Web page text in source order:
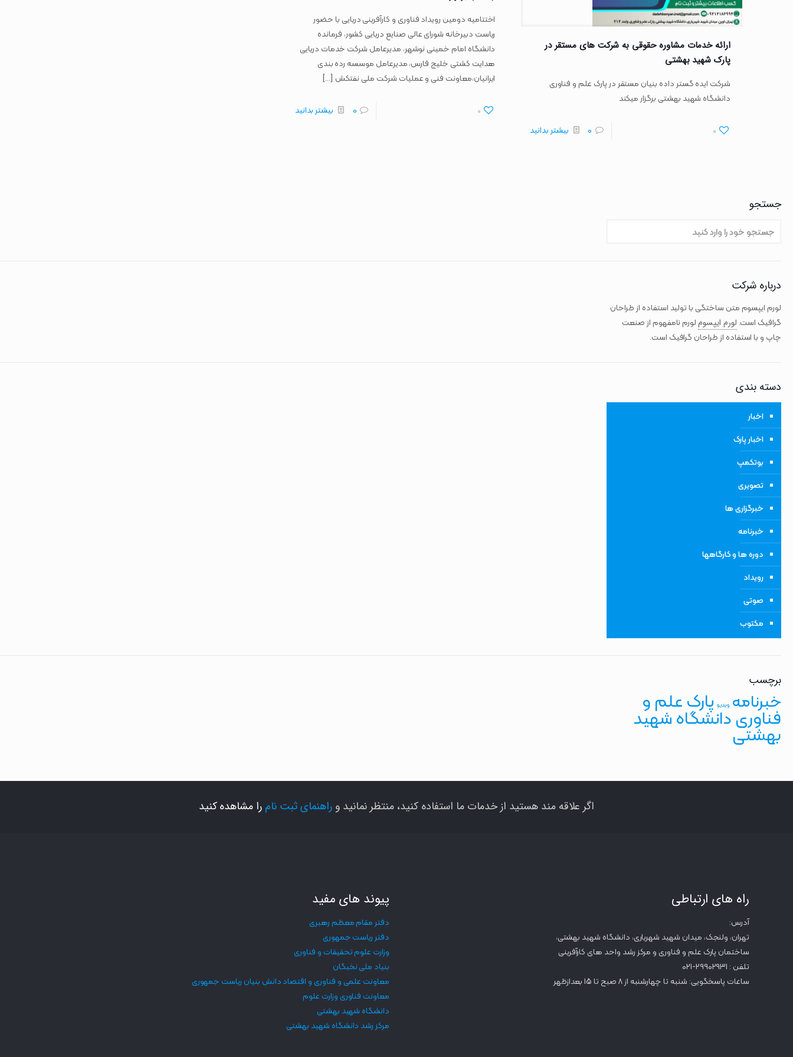
ارائه خدمات مشاوره حقوقی به شرکت های مستقر در
پارک شهید بهشتی
شرکت ایده گستر داده بنیان مستقر در پارک علم و فناوری
دانشگاه شهید بهشتی برگزار میکند
0
0 بیشتر بدانید
اختتامیه دومین رویداد فناوری و کارآفرینی دریایی با حضور
ریاست دبیرخانه شورای عالی صنایع دریایی کشور، فرمانده
دانشگاه امام خمینی نوشهر، مدیرعامل شرکت خدمات دریایی
هدایت کشتی خلیج فارس، مدیرعامل موسسه رده بندی
ایرانیان،معاونت فنی و عملیات شرکت ملی نفتکش […]
0
0 بیشتر بدانید
جستجو
درباره شرکت
لورم ایپسوم متن ساختگی با تولید استفاده از طراحان
گرافیک است. لورم ایپسوملورم نامفهوم از صنعت
چاپ و با استفاده از طراحان گرافیک است.
دسته بندی
اخبار
اخبار پارک
بوتکمپ
تصویری
خبرگزاری ها
خبرنامه
دوره ها و کارگاهها
رویداد
صوتی
مکتوب
برچسب
خبرنامه ویدیو پارک علم و
فناوری دانشگاه شهید
بهشتی
اگر علاقه مند هستید از خدمات ما استفاده کنید، منتظر نمانید و راهنمای ثبت نام را مشاهده کنید
راه های ارتباطی
آدرس:
تهران، ولنجک، میدان شهید شهریاری، دانشگاه شهید بهشتی،
ساختمان پارک علم و فناوری و مرکز رشد واحد های کارآفرینی
تلفن : 29902931-021
ساعات پاسخگویی: شنبه تا چهارشنبه از 8 صبح تا 15 بعدازظهر
پیوند های مفید
دفتر مقام معظم رهبری
دفتر ریاست جمهوری
وزارت علوم تحقیقات و فناوری
بنیاد ملی نخبگان
معاونت علمی و فناوری و اقتصاد دانش بنیان ریاست جمهوری
معاونت فناوری وزارت علوم
دانشگاه شهید بهشتی
مرکز رشد دانشگاه شهید بهشتی